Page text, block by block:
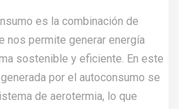
es la combinación de
nos permite generar energía
sostenible y eficiente. En este
por el autoconsumo se
de aerotermia, lo que